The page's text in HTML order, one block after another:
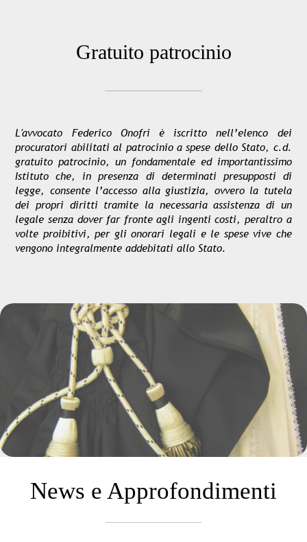
Gratuito patrocinio
L′avvocato Federico Onofri è iscritto nell’elenco dei
procuratori abilitati al patrocinio a spese dello Stato, c.d.
gratuito patrocinio, un fondamentale ed importantissimo
Istituto che, in presenza di determinati presupposti di
legge, consente l’accesso alla giustizia, ovvero la tutela
dei propri diritti tramite la necessaria assistenza di un
legale senza dover far fronte agli ingenti costi, peraltro a
volte proibitivi, per gli onorari legali e le spese vive che
vengono integralmente addebitati allo Stato.
News e Approfondimenti